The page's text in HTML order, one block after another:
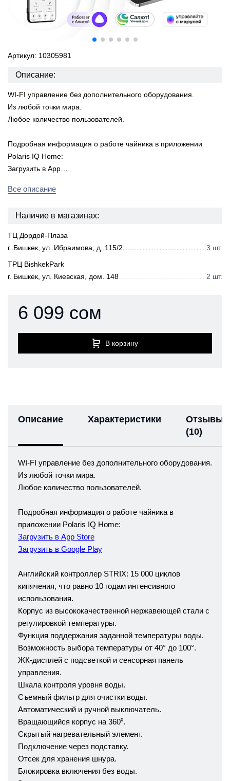
Артикул: 10305981
Описание:
WI-FI управление без дополнительного оборудования.
Из любой точки мира.
Любое количество пользователей.
Подробная информация о работе чайника в приложении
Polaris IQ Home:
Загрузить в App…
Все описание
Наличие в магазинах:
ТЦ Дордой-Плаза
г. Бишкек, ул. Ибраимова, д. 115/2
3 шт.
ТРЦ BishkekPark
г. Бишкек, ул. Киевская, дом. 148
2 шт.
6 099 сом
В корзину
Описание Характеристики
Отзывы
(10)
WI-FI управление без дополнительного оборудования.
Из любой точки мира.
Любое количество пользователей.
Подробная информация о работе чайника в
приложении Polaris IQ Home:
Загрузить в App Store
Загрузить в Google Play
Английский контроллер STRIX: 15 000 циклов
кипячения, что равно 10 годам интенсивного
использования.
Корпус из высококачественной нержавеющей стали с
регулировкой температуры.
Функция поддержания заданной температуры воды.
Возможность выбора температуры от 40° до 100°.
ЖК-дисплей с подсветкой и сенсорная панель
управления.
Шкала контроля уровня воды.
Съемный фильтр для очистки воды.
Автоматический и ручной выключатель.
Вращающийся корпус на 360⁰.
Скрытый нагревательный элемент.
Подключение через подставку.
Отсек для хранения шнура.
Блокировка включения без воды.